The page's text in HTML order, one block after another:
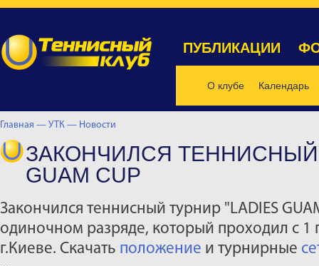
ПУБЛИКАЦИИ
О клубе Календарь
Главная — УТК — Новости
ЗАКОНЧИЛСЯ ТЕННИСНЫЙ
GUAM CUP
Закончился теннисный турнир "LADIES
одиночном разряде, который проходил с 1
г.Киеве. Скачать положение и турнирные